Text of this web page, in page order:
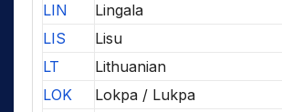
LIN
Lingala
LIS
Lisu
LT
Lithuanian
LOK
Lokpa / Lukpa